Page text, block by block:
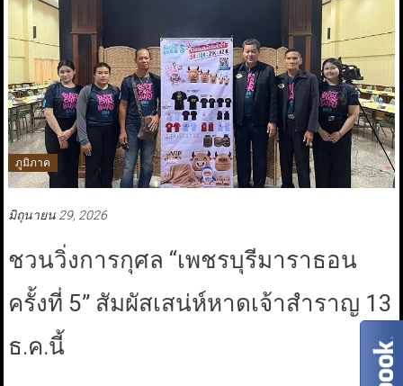
ภูมิภาค
มิถุนายน 29, 2026
ชวนวิ่งการกุศล “เพชรบุรีมาราธอน
ครั้งที่ 5” สัมผัสเสน่ห์หาดเจ้าสำราญ 13
ธ.ค.นี้